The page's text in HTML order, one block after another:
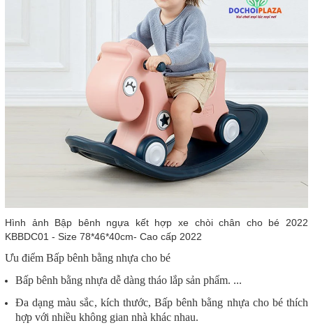
Hình ảnh Bập bênh ngựa kết hợp xe chòi chân cho bé 2022
KBBDC01 - Size 78*46*40cm- Cao cấp 2022
Ưu điểm Bấp bênh bằng nhựa cho bé
Bấp bênh bằng nhựa dễ dàng tháo lắp sản phẩm. ...
Đa dạng màu sắc, kích thước, Bấp bênh bằng nhựa cho bé thích
hợp với nhiều không gian nhà khác nhau.